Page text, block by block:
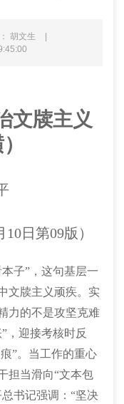
胡文生
|
文牍主义
日第09版）
子”，这句基层一
文牍主义顽疾。实
力的不是攻坚克难
，迎接考核时反
”。当工作的重心
担当滑向“文本包
书记强调：“坚决